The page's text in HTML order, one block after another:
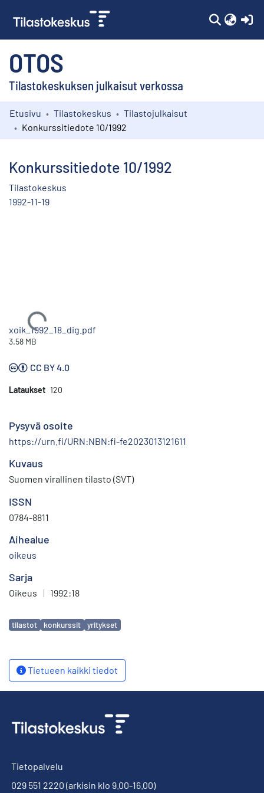
OTOS
Tilastokeskuksen julkaisut verkossa
Kokoelmat
Etusivu Tilastokeskus
Tilastojulkaisut
Konkurssitiedote 10/1992
Konkurssitiedote 10/1992
Tilastokeskus
1992-11-19
Ladataan...
xoik_1992_18_dig.pdf
3.58 MB
CC BY 4.0
Lataukset 120
Pysyvä osoite
https://urn.fi/URN:NBN:fi-fe2023013121611
Kuvaus
Suomen virallinen tilasto (SVT)
ISSN
0784-8811
Aihealue
oikeus
Sarja
Oikeus | 1992:18
Avainsanat
tilastot konkurssit yritykset
Tietueen kaikki tiedot
Tietopalvelu
029 551 2220 (arkisin klo 9.00-16.00)